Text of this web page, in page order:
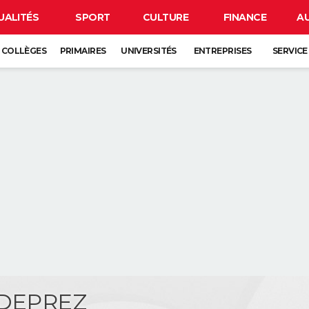
SPORT CULTURE FINANCE
COLLÈGES PRIMAIRES UNIVERSITÉS ENTREPRISES